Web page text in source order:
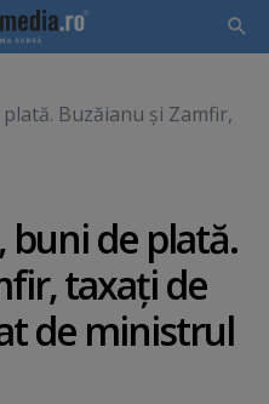
Buzăianu şi Zamfir,
buni de plată.
taxaţi de
de ministrul